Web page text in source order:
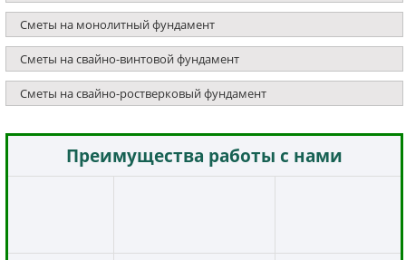
Сметы на монолитный фундамент
Сметы на свайно-винтовой фундамент
Сметы на свайно-ростверковый фундамент
Преимущества работы с нами